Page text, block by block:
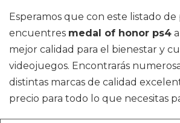
Esperamos que con este listado
encuentres medal of honor ps4
mejor calidad para el bienestar y
videojuegos. Encontrarás
distintas marcas de calidad
precio para todo lo que necesitas